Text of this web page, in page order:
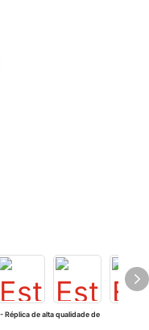
Réplica de alta qualidade de